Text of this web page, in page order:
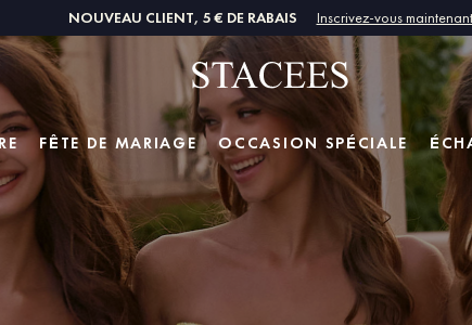
NOUVEAU CLIENT, 5 € DE RABAIS Inscrivez-vous maintenant
FÊTE DE MARIAGE OCCASION SPÉCIALE